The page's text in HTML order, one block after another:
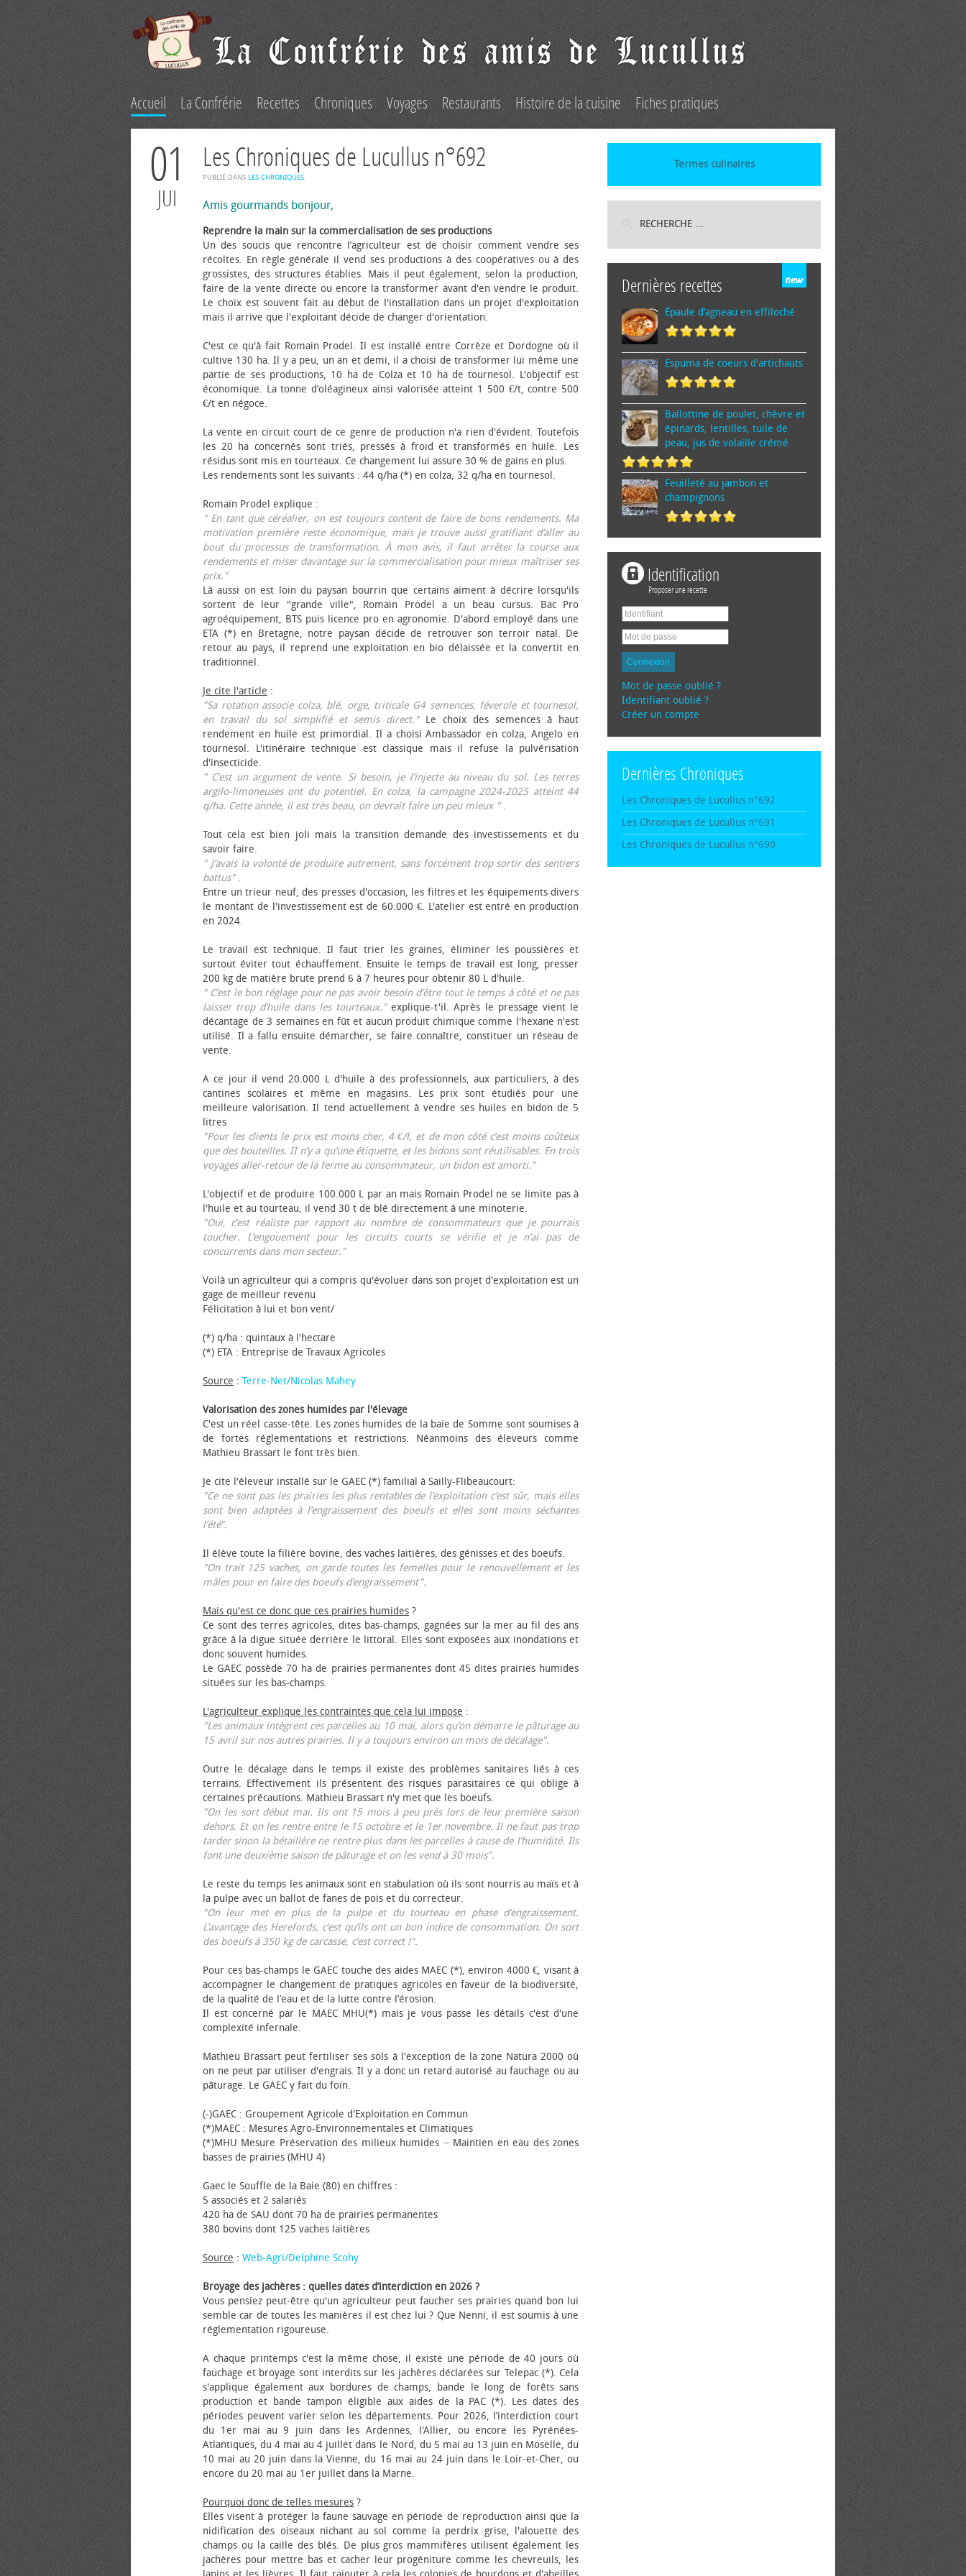
Accueil La Confrérie Recettes Chroniques Voyages Restaurants Histoire de la cuisine Fiches pratiques
01
JUI
Les Chroniques de Lucullus n°692
PUBLIÉ DANS LES CHRONIQUES.
Amis gourmands bonjour,
Reprendre la main sur la commercialisation de ses productions
Un des soucis que rencontre l’agriculteur est de choisir comment vendre ses
récoltes. En règle générale il vend ses productions à des coopératives ou à des
grossistes, des structures établies. Mais il peut également, selon la production,
faire de la vente directe ou encore la transformer avant d'en vendre le produit.
Le choix est souvent fait au début de l'installation dans un projet d'exploitation
mais il arrive que l'exploitant décide de changer d'orientation.
C'est ce qu'à fait Romain Prodel. Il est installé entre Corrèze et Dordogne où il
cultive 130 ha. Il y a peu, un an et demi, il a choisi de transformer lui même une
partie de ses productions, 10 ha de Colza et 10 ha de tournesol. L'objectif est
économique. La tonne d’oléagineux ainsi valorisée atteint 1 500 €/t, contre 500
€/t en négoce.
La vente en circuit court de ce genre de production n'a rien d'évident. Toutefois
les 20 ha concernés sont triés, pressés à froid et transformés en huile. Les
résidus sont mis en tourteaux. Ce changement lui assure 30 % de gains en plus.
Les rendements sont les suivants : 44 q/ha (*) en colza, 32 q/ha en tournesol.
Romain Prodel explique :
" En tant que céréalier, on est toujours content de faire de bons rendements. Ma
motivation première reste économique, mais je trouve aussi gratifiant d’aller au
bout du processus de transformation. À mon avis, il faut arrêter la course aux
rendements et miser davantage sur la commercialisation pour mieux maîtriser ses
prix."
Là aussi on est loin du paysan bourrin que certains aiment à décrire lorsqu'ils
sortent de leur "grande ville", Romain Prodel a un beau cursus. Bac Pro
agroéquipement, BTS puis licence pro en agronomie. D'abord employé dans une
ETA (*) en Bretagne, notre paysan décide de retrouver son terroir natal. De
retour au pays, il reprend une exploitation en bio délaissée et la convertit en
traditionnel.
Je cite l'article :
"Sa rotation associe colza, blé, orge, triticale G4 semences, féverole et tournesol,
en travail du sol simplifié et semis direct."Le choix des semences à haut
rendement en huile est primordial. Il a choisi Ambassador en colza, Angelo en
tournesol. L'itinéraire technique est classique mais il refuse la pulvérisation
d'insecticide.
" C’est un argument de vente. Si besoin, je l’injecte au niveau du sol. Les terres
argilo-limoneuses ont du potentiel. En colza, la campagne 2024-2025 atteint 44
q/ha. Cette année, il est très beau, on devrait faire un peu mieux ".
Tout cela est bien joli mais la transition demande des investissements et du
savoir faire.
" J’avais la volonté de produire autrement, sans forcément trop sortir des sentiers
battus".
Entre un trieur neuf, des presses d'occasion, les filtres et les équipements divers
le montant de l'investissement est de 60.000 €. L'atelier est entré en production
en 2024.
Le travail est technique. Il faut trier les graines, éliminer les poussières et
surtout éviter tout échauffement. Ensuite le temps de travail est long, presser
200 kg de matière brute prend 6 à 7 heures pour obtenir 80 L d'huile.
" C’est le bon réglage pour ne pas avoir besoin d’être tout le temps à côté et ne pas
laisser trop d’huile dans les tourteaux."explique-t'il. Après le pressage vient le
décantage de 3 semaines en fût et aucun produit chimique comme l'hexane n'est
utilisé. Il a fallu ensuite démarcher, se faire connaître, constituer un réseau de
vente.
A ce jour il vend 20.000 L d'huile à des professionnels, aux particuliers, à des
cantines scolaires et même en magasins. Les prix sont étudiés pour une
meilleure valorisation. Il tend actuellement à vendre ses huiles en bidon de 5
litres
"Pour les clients le prix est moins cher, 4 €/l, et de mon côté c’est moins coûteux
que des bouteilles. II n’y a qu’une étiquette, et les bidons sont réutilisables. En trois
voyages aller-retour de la ferme au consommateur, un bidon est amorti."
L'objectif et de produire 100.000 L par an mais Romain Prodel ne se limite pas à
l'huile et au tourteau, il vend 30 t de blé directement à une minoterie.
"Oui, c’est réaliste par rapport au nombre de consommateurs que je pourrais
toucher. L’engouement pour les circuits courts se vérifie et je n’ai pas de
concurrents dans mon secteur."
Voilà un agriculteur qui a compris qu'évoluer dans son projet d'exploitation est un
gage de meilleur revenu
Félicitation à lui et bon vent/
(*) q/ha : quintaux à l'hectare
(*) ETA : Entreprise de Travaux Agricoles
Source : Terre-Net/Nicolas Mahey
Valorisation des zones humides par l'élevage
C'est un réel casse-tête. Les zones humides de la baie de Somme sont soumises à
de fortes réglementations et restrictions. Néanmoins des éleveurs comme
Mathieu Brassart le font très bien.
Je cite l'éleveur installé sur le GAEC (*) familial à Sailly-Flibeaucourt:
"Ce ne sont pas les prairies les plus rentables de l’exploitation c’est sûr, mais elles
sont bien adaptées à l’engraissement des bœufs et elles sont moins séchantes
l’été".
Il élève toute la filière bovine, des vaches laitières, des génisses et des bœufs.
"On trait 125 vaches, on garde toutes les femelles pour le renouvellement et les
mâles pour en faire des bœufs d’engraissement".
Mais qu'est ce donc que ces prairies humides ?
Ce sont des terres agricoles, dites bas-champs, gagnées sur la mer au fil des ans
grâce à la digue située derrière le littoral. Elles sont exposées aux inondations et
donc souvent humides.
Le GAEC possède 70 ha de prairies permanentes dont 45 dites prairies humides
situées sur les bas-champs.
L'agriculteur explique les contraintes que cela lui impose :
"Les animaux intègrent ces parcelles au 10 mai, alors qu’on démarre le pâturage au
15 avril sur nos autres prairies. Il y a toujours environ un mois de décalage".
Outre le décalage dans le temps il existe des problèmes sanitaires liés à ces
terrains. Effectivement ils présentent des risques parasitaires ce qui oblige à
certaines précautions. Mathieu Brassart n'y met que les bœufs.
"On les sort début mai. Ils ont 15 mois à peu près lors de leur première saison
dehors. Et on les rentre entre le 15 octobre et le 1er novembre. Il ne faut pas trop
tarder sinon la bétaillère ne rentre plus dans les parcelles à cause de l’humidité. Ils
font une deuxième saison de pâturage et on les vend à 30 mois".
Le reste du temps les animaux sont en stabulation où ils sont nourris au maïs et à
la pulpe avec un ballot de fanes de pois et du correcteur.
"On leur met en plus de la pulpe et du tourteau en phase d’engraissement.
L’avantage des Herefords, c’est qu’ils ont un bon indice de consommation. On sort
des bœufs à 350 kg de carcasse, c’est correct !".
Pour ces bas-champs le GAEC touche des aides MAEC (*), environ 4000 €, visant à
accompagner le changement de pratiques agricoles en faveur de la biodiversité,
de la qualité de l’eau et de la lutte contre l’érosion.
Il est concerné par le MAEC MHU(*) mais je vous passe les détails c'est d'une
complexité infernale.
Mathieu Brassart peut fertiliser ses sols à l'exception de la zone Natura 2000 où
on ne peut par utiliser d'engrais. Il y a donc un retard autorisé au fauchage ou au
pâturage. Le GAEC y fait du foin.
(-)GAEC : Groupement Agricole d'Exploitation en Commun
(*)MAEC : Mesures Agro-Environnementales et Climatiques
(*)MHU Mesure Préservation des milieux humides − Maintien en eau des zones
basses de prairies (MHU 4)
Gaec le Souffle de la Baie (80) en chiffres :
5 associés et 2 salariés
420 ha de SAU dont 70 ha de prairies permanentes
380 bovins dont 125 vaches laitières
Source : Web-Agri/Delphine Scohy
Broyage des jachères : quelles dates d’interdiction en 2026 ?
Vous pensiez peut-être qu'un agriculteur peut faucher ses prairies quand bon lui
semble car de toutes les manières il est chez lui ? Que Nenni, il est soumis à une
réglementation rigoureuse.
A chaque printemps c'est la même chose, il existe une période de 40 jours où
fauchage et broyage sont interdits sur les jachères déclarées sur Telepac (*). Cela
s'applique également aux bordures de champs, bande le long de forêts sans
production et bande tampon éligible aux aides de la PAC (*). Les dates des
périodes peuvent varier selon les départements. Pour 2026, l’interdiction court
du 1er mai au 9 juin dans les Ardennes, l'Allier, ou encore les Pyrénées-
Atlantiques, du 4 mai au 4 juillet dans le Nord, du 5 mai au 13 juin en Moselle, du
10 mai au 20 juin dans la Vienne, du 16 mai au 24 juin dans le Loir-et-Cher, ou
encore du 20 mai au 1er juillet dans la Marne.
Pourquoi donc de telles mesures ?
Elles visent à protéger la faune sauvage en période de reproduction ainsi que la
nidification des oiseaux nichant au sol comme la perdrix grise, l'alouette des
champs ou la caille des blés. De plus gros mammifères utilisent également les
jachères pour mettre bas et cacher leur progéniture comme les chevreuils, les
Termes culinaires
Dernières recettes
Épaule d’agneau en effiloché
Espuma de cœurs d'artichauts
Ballottine de poulet, chèvre et
épinards, lentilles, tuile de
peau, jus de volaille crémé
Feuilleté au jambon et
champignons
Identification
Proposer une recette
Connexion
Mot de passe oublié ?
Identifiant oublié ?
Créer un compte
Dernières Chroniques
Les Chroniques de Lucullus n°692
Les Chroniques de Lucullus n°691
Les Chroniques de Lucullus n°690